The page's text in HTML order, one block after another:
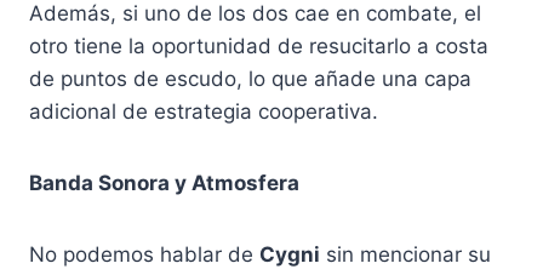
Además, si uno de los dos cae en combate, el
otro tiene la oportunidad de resucitarlo a costa
de puntos de escudo, lo que añade una capa
adicional de estrategia cooperativa.
Banda Sonora y Atmosfera
No podemos hablar de Cygni sin mencionar su